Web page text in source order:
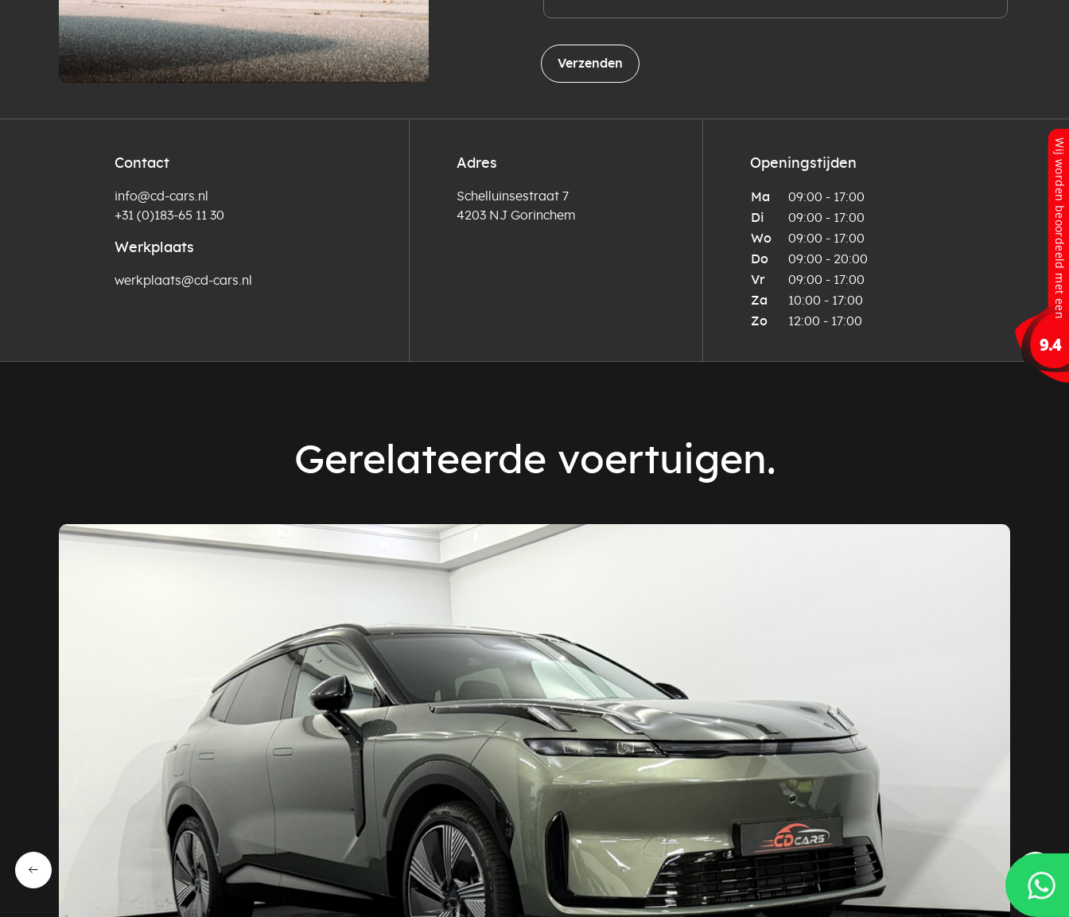
Verzenden
Contact
info@cd-cars.nl
+31 (0)183-65 11 30
Werkplaats
werkplaats@cd-cars.nl
Adres
Schelluinsestraat 7
4203 NJ Gorinchem
Openingstijden
Ma
09:00 - 17:00
Di
09:00 - 17:00
Wo
09:00 - 17:00
Do
09:00 - 20:00
Vr
09:00 - 17:00
Za
10:00 - 17:00
Zo
12:00 - 17:00
Gerelateerde voertuigen.